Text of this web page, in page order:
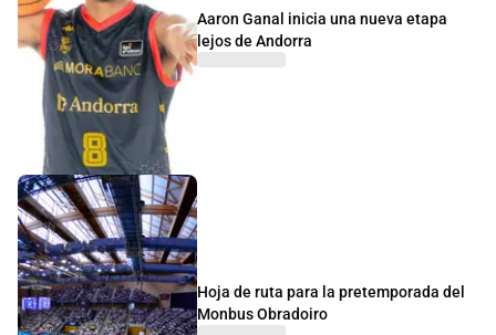
Aaron Ganal inicia una nueva etapa
lejos de Andorra
Hoja de ruta para la pretemporada del
Monbus Obradoiro